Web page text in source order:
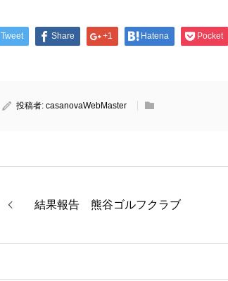
Tweet Share +1 Hatena Pocket
投稿者: casanovaWebMaster
結果報告 熊谷ゴルフクラブ